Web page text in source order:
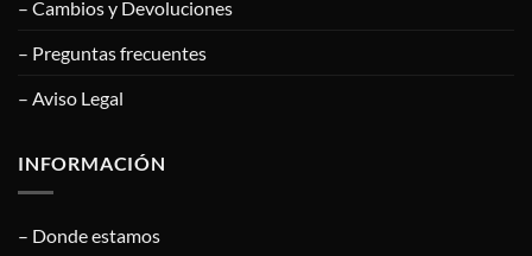
– Cambios y Devoluciones
– Preguntas frecuentes
– Aviso Legal
INFORMACIÓN
– Donde estamos